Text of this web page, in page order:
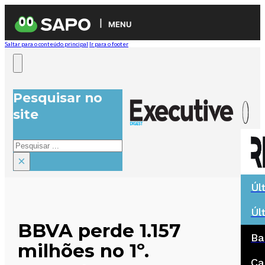
MENU
Saltar para o conteúdo principal Ir para o footer
Pesquisar no
site
Pesquisar
×
BBVA perde 1.157
milhões no 1º.